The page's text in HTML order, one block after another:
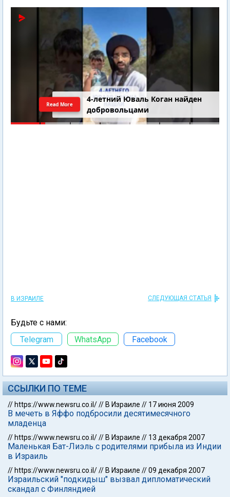
4-летний Юваль Коган найден
добровольцами
Read More
В ИЗРАИЛЕ СЛЕДУЮЩАЯ СТАТЬЯ
Будьте с нами:
Telegram
WhatsApp Facebook
ССЫЛКИ ПО ТЕМЕ
// https://www.newsru.co.il/// В Израиле // 17 июня 2009
В мечеть в Яффо подбросили десятимесячного
младенца
// https://www.newsru.co.il/// В Израиле // 13 декабря 2007
Маленькая Бат-Лиэль с родителями прибыла из Индии
в Израиль
// https://www.newsru.co.il/// В Израиле //09 декабря 2007
Израильский "подкидыш" вызвал дипломатический
скандал с Финляндией